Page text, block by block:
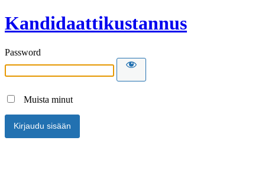
Kandidaattikustannus
Password
Muista minut